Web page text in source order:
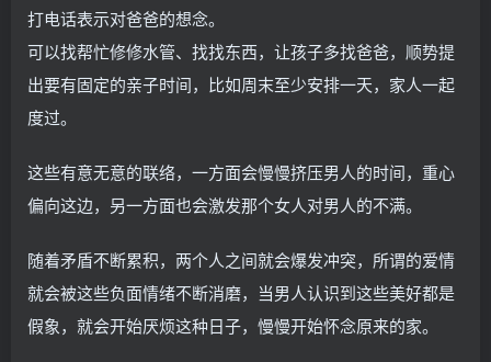
打电话表示对爸爸的想念。
可以找帮忙修修水管、找找东西，让孩子多找爸爸，顺势提
出要有固定的亲子时间，比如周末至少安排一天，家人一起
度过。
这些有意无意的联络，一方面会慢慢挤压男人的时间，重心
偏向这边，另一方面也会激发那个女人对男人的不满。
随着矛盾不断累积，两个人之间就会爆发冲突，所谓的爱情
就会被这些负面情绪不断消磨，当男人认识到这些美好都是
假象，就会开始厌烦这种日子，慢慢开始怀念原来的家。